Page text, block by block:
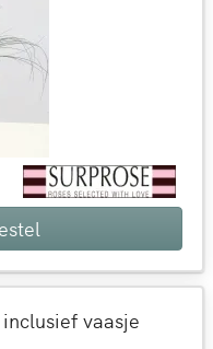
vaasje